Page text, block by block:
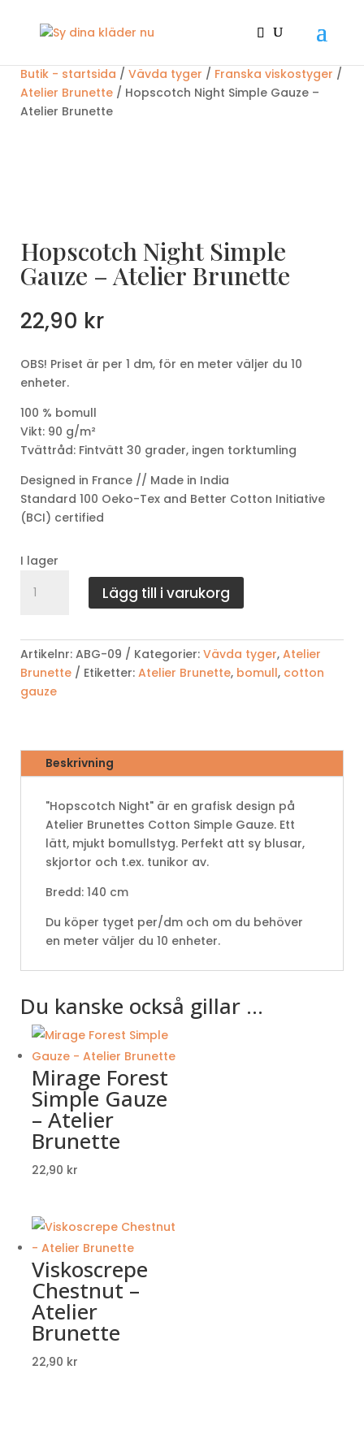
Butik - startsida / Vävda tyger / Franska viskostyger /
Atelier Brunette / Hopscotch Night Simple Gauze –
Atelier Brunette
Hopscotch Night Simple
Gauze – Atelier Brunette
22,90 kr
OBS! Priset är per 1 dm, för en meter väljer du 10
enheter.
100 % bomull
Vikt: 90 g/m²
Tvättråd: Fintvätt 30 grader, ingen torktumling
Designed in France // Made in India
Standard 100 Oeko-Tex and Better Cotton Initiative
(BCI) certified
I lager
Night
-
Atelier
Brunette
Lägg till i varukorg
Artikelnr: ABG-09 Kategorier: Vävda tyger, Atelier
Brunette
Etiketter: Atelier Brunette, bomull, cotton
gauze
Beskrivning
"Hopscotch Night" är en grafisk design på
Atelier Brunettes Cotton Simple Gauze. Ett
lätt, mjukt bomullstyg. Perfekt att sy blusar,
skjortor och t.ex. tunikor av.
Bredd: 140 cm
Du köper tyget per/dm och om du behöver
en meter väljer du 10 enheter.
Du kanske också gillar …
Mirage Forest
Simple Gauze
– Atelier
Brunette
22,90 kr
Viskoscrepe
Chestnut –
Atelier
Brunette
22,90 kr